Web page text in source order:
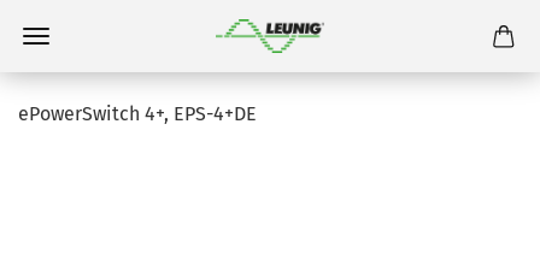
ePowerSwitch 4+, EPS-4+DE